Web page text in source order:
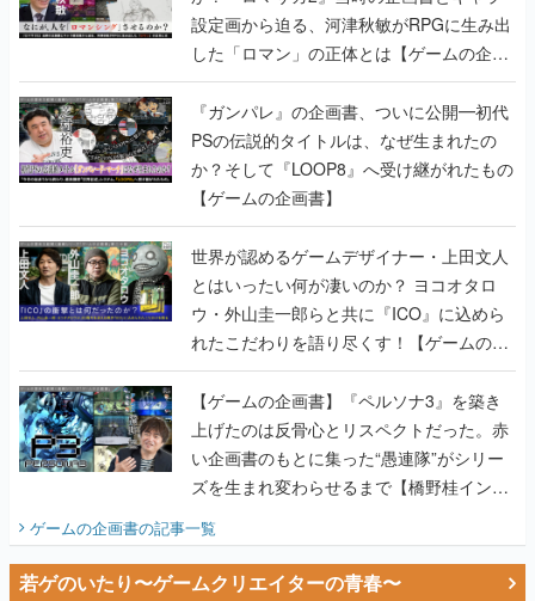
設定画から迫る、河津秋敏がRPGに生み出
した「ロマン」の正体とは【ゲームの企画
書】
『ガンパレ』の企画書、ついに公開━初代
PSの伝説的タイトルは、なぜ生まれたの
か？そして『LOOP8』へ受け継がれたもの
【ゲームの企画書】
世界が認めるゲームデザイナー・上田文人
とはいったい何が凄いのか？ ヨコオタロ
ウ・外山圭一郎らと共に『ICO』に込めら
れたこだわりを語り尽くす！【ゲームの企
画書】
【ゲームの企画書】『ペルソナ3』を築き
上げたのは反骨心とリスペクトだった。赤
い企画書のもとに集った“愚連隊”がシリー
ズを生まれ変わらせるまで【橋野桂インタ
ビュー】
ゲームの企画書の記事一覧
若ゲのいたり〜ゲームクリエイターの青春〜